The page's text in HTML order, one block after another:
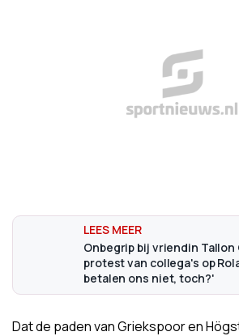
Onbegrip bij vriendin
protest van collega's op
betalen ons niet, toch?'
Dat de paden van Griekspoor en